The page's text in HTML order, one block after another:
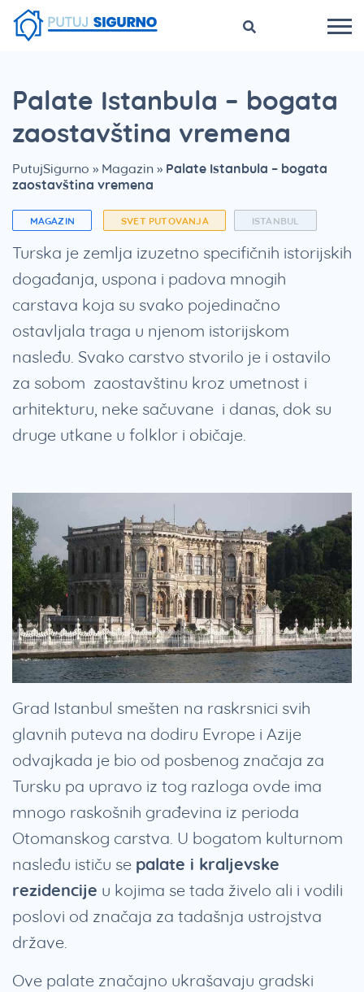
Palate Istanbula – bogata
zaostavština vremena
PutujSigurno » Magazin » Palate Istanbula – bogata
zaostavština vremena
MAGAZIN SVET PUTOVANJA ISTANBUL
Turska je zemlja izuzetno specifičnih istorijskih
događanja, uspona i padova mnogih
carstava koja su svako pojedinačno
ostavljala traga u njenom istorijskom
nasleđu. Svako carstvo stvorilo je i ostavilo
za sobom zaostavštinu kroz umetnost i
arhitekturu, neke sačuvane i danas, dok su
druge utkane u folklor i običaje.
Grad Istanbul smešten na raskrsnici svih
glavnih puteva na dodiru Evrope i Azije
odvajkada je bio od posbenog značaja za
Tursku pa upravo iz tog razloga ovde ima
mnogo raskošnih građevina iz perioda
Otomanskog carstva. U bogatom kulturnom
nasleđu ističu se palate i kraljevske
rezidencije u kojima se tada živelo ali i vodili
poslovi od značaja za tadašnja ustrojstva
države.
Ove palate značajno ukrašavaju gradski